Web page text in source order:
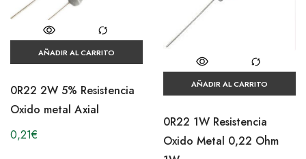
AÑADIR AL CARRITO
0R22 2W 5% Resistencia
Oxido metal Axial
0,21€
AÑADIR AL CARRITO
0R22 1W Resistencia
Oxido Metal 0,22 Ohm